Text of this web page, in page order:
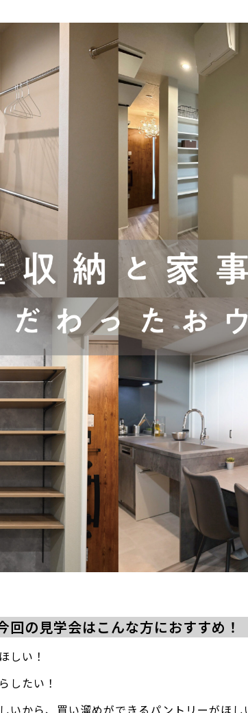
回の見学会はこんな方におすすめ！
しい！
したい！
から、買い溜めができるパントリーがほし